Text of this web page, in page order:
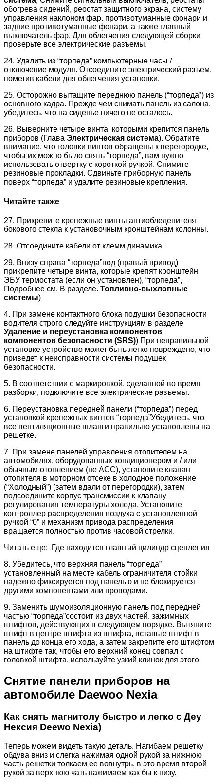
обогрева сидений, реостат защитного экрана, систему
управления наклоном фар, противотуманные фонари и
задние противотуманные фонари, а также главный
выключатель фар. Для облегчения следующей сборки
проверьте все электрические разъемы.
24. Удалить из “торпеда” компьютерные часы /
отключение модуля. Отсоедините электрический разъем,
пометив кабели для облегчения установки.
25. Осторожно вытащите переднюю панель (“торпеда”) из
основного кадра. Прежде чем снимать панель из салона,
убедитесь, что на сиденье ничего не осталось.
26. Выверните четыре винта, которыми крепится панель
приборов (Глава Электрическая система). Обратите
внимание, что головки винтов обращены к перегородке,
чтобы их можно было снять “торпеда”, вам нужно
использовать отвертку с короткой ручкой. Снимите
резиновые прокладки. Сдвиньте приборную панель
поверх “торпеда” и удалите резиновые крепления.
Читайте также
27. Прикрепите крепежные винты антиобледенителя
бокового стекла к установочным кронштейнам колонны.
28. Отсоедините кабели от клемм динамика.
29. Внизу справа “торпеда”под (правый привод)
прикрепите четыре винта, которые крепят кронштейн
ЭБУ термостата (если он установлен), “торпеда”,
Подробнее см. В разделе. Топливно-выхлопные
системы)
4. При замене контактного блока подушки безопасности
водителя строго следуйте инструкциям в разделе
Удаление и переустановка компонентов
компонентов безопасности (SRS)) При неправильной
установке устройство может быть легко повреждено, что
приведет к неисправности системы подушек
безопасности.
5. В соответствии с маркировкой, сделанной во время
разборки, подключите все электрические разъемы.
6. Переустановка передней панели (“торпеда”) перед
установкой крепежных винтов “торпеда”Убедитесь, что
все вентиляционные шланги правильно установлены на
решетке.
7. При замене панелей управления отопителем на
автомобилях, оборудованных кондиционером и / или
обычным отоплением (не ACC), установите клапан
отопителя в моторном отсеке в холодное положение
(“Холодный”) (затем вдали от перегородки), затем
подсоедините корпус трансмиссии к клапану
регулирования температуры холода. Установите
контроллер распределения воздуха с установленной
ручкой “0” и механизм привода распределения
вращается полностью против часовой стрелки.
Читать еще: Где находится главный цилиндр сцепления
8. Убедитесь, что верхняя панель “торпеда”
установленный на месте кабель ограничителя стойки
надежно фиксируется под панелью и не блокируется
другими компонентами или проводами.
9. Заменить шумоизоляционную панель под передней
частью “торпеда”состоит из двух частей, зажимных
штифтов, действующих в следующем порядке. Вытяните
штифт в центре штифта из штифта, вставьте штифт в
панель до конца его хода, а затем закрепите его штифтом
на штифте так, чтобы его верхний конец совпал с
головкой штифта, используйте узкий клинок для этого.
Снятие панели приборов на
автомобиле Daewoo Nexia
Как снять магнитолу быстро и легко с Деу
Нексия Deewo Nexia)
Теперь можем видеть такую деталь. Нагибаем решетку
обдува вниз и слегка нажимая одной рукой за нижнюю
часть решетки толкаем ее вовнутрь, в это время второй
рукой за верхнюю чать нажимаем как бы к низу.